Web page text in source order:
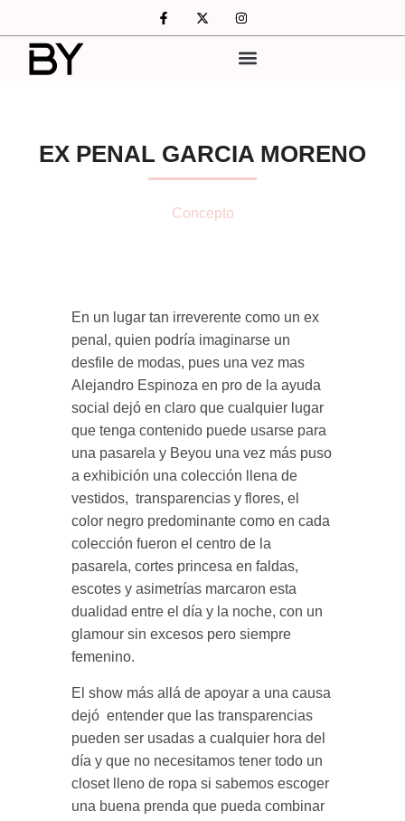
EX PENAL GARCIA MORENO
Concepto
En un lugar tan irreverente como un ex
penal, quien podría imaginarse un
desfile de modas, pues una vez mas
Alejandro Espinoza en pro de la ayuda
social dejó en claro que cualquier lugar
que tenga contenido puede usarse para
una pasarela y Beyou una vez más puso
a exhibición una colección llena de
vestidos, transparencias y flores, el
color negro predominante como en cada
colección fueron el centro de la
pasarela, cortes princesa en faldas,
escotes y asimetrías marcaron esta
dualidad entre el día y la noche, con un
glamour sin excesos pero siempre
femenino.
El show más allá de apoyar a una causa
dejó entender que las transparencias
pueden ser usadas a cualquier hora del
día y que no necesitamos tener todo un
closet lleno de ropa si sabemos escoger
una buena prenda que pueda combinar